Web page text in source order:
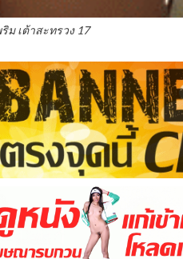
ม เต้าสะทรวง 17